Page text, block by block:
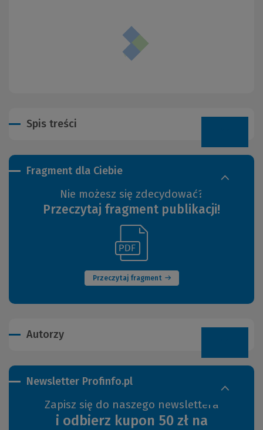
Fragment dla Ciebie
Nie możesz się zdecydować?
Przeczytaj fragment publikacji!
Przeczytaj fragment
(Nowe
okno)
innej
strony)
Spis treści
Autorzy
Newsletter Profinfo.pl
Zapisz się do naszego newslettera
i odbierz kupon 50 zł na